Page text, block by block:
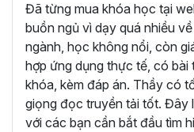
chính... Mỗi cấp độ sẽ có yêu
công việc khác nhau.
Chính vì điều đó Gitiho đã mở
Excel cập nhật hàng tuần -
cùng với92 tài liệu đính kèm
ích vô tận như:
Đã từng mua khóa học tại
buồn ngủ vì dạy quá nhiều
ngành, học không nổi, còn
hợp ứng dụng thực tế, có bài
khóa, kèm đáp án. Thầy có
giọng đọc truyền tải tốt. Đây
với các bạn cần bắt đầu tìm